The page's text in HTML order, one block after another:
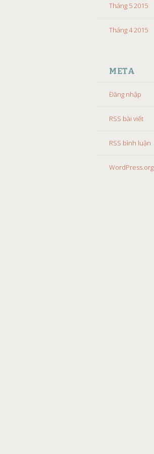
Tháng 5 2015
Tháng 4 2015
META
Đăng nhập
RSS bài viết
RSS bình luận
WordPress.org